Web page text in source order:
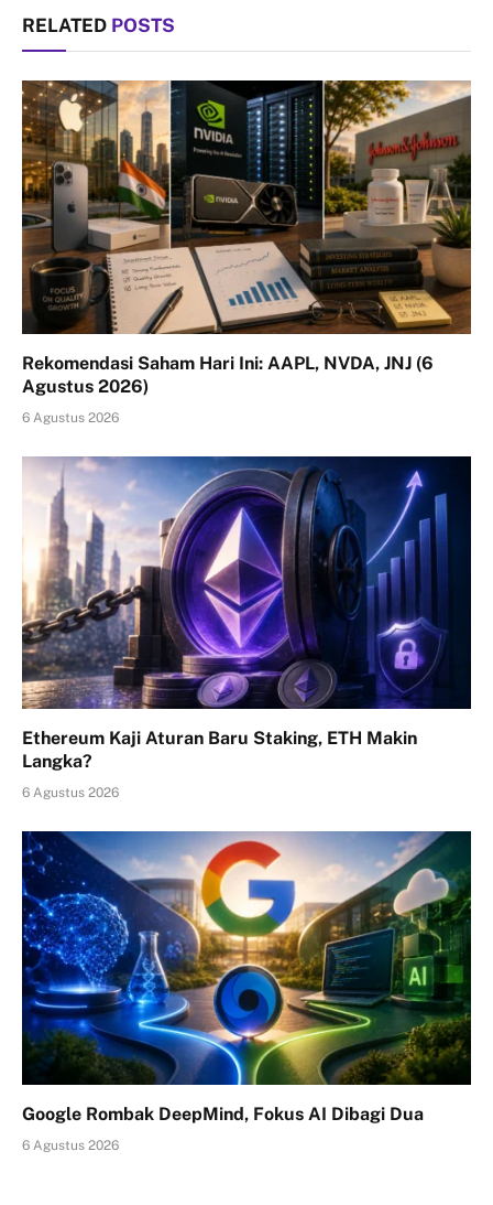
RELATED POSTS
Rekomendasi Saham Hari Ini: AAPL, NVDA, JNJ (6
Agustus 2026)
6 Agustus 2026
Ethereum Kaji Aturan Baru Staking, ETH Makin
Langka?
6 Agustus 2026
Google Rombak DeepMind, Fokus AI Dibagi Dua
6 Agustus 2026